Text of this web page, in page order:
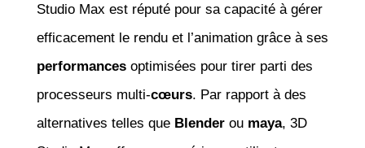
Studio Max est réputé pour sa capacité à gérer
efficacement le rendu et l’animation grâce à ses
performancesoptimisées pour tirer parti des
processeurs multi-cœurs. Par rapport à des
alternatives telles que Blenderou maya, 3D